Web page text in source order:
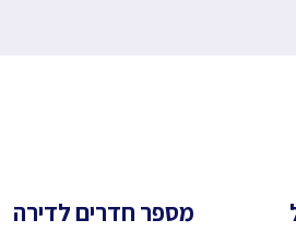
מספר חדרים לדירה